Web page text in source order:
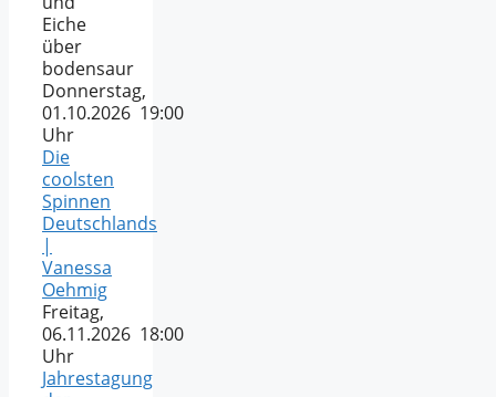
Eiche
über
bodensaur
Donnerstag,
01.10.2026 19:00
Uhr
Die
coolsten
Spinnen
Deutschlands
|
Vanessa
Oehmig
Freitag,
06.11.2026 18:00
Uhr
Jahrestagung